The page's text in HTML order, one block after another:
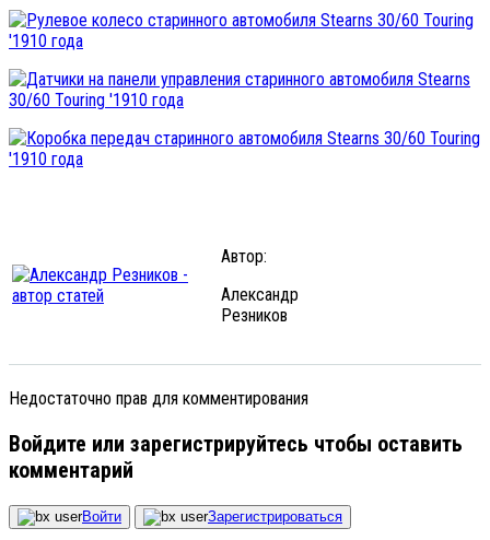
Автор:
Александр
Резников
Недостаточно прав для комментирования
Войдите или зарегистрируйтесь чтобы оставить
комментарий
Войти Зарегистрироваться